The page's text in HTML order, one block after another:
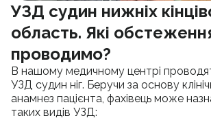
УЗД судин нижніх
область. Які
проводимо?
В нашому медичному центрі
УЗД судин ніг. Беручи за основу
анамнез пацієнта, фахівець може
таких видів УЗД: